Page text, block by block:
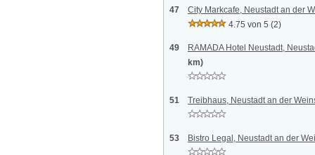
47
City Markcafe, Neustadt an der
4.75 von 5 (2)
49
RAMADA Hotel Neustadt,
km)
51 Treibhaus, Neustadt an der
53 Bistro Legal, Neustadt an der